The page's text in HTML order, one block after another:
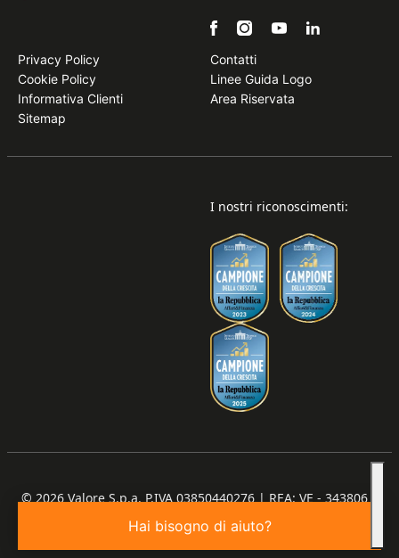
Hai bisogno di aiuto?
Privacy Policy
Cookie Policy
Informativa Clienti
Sitemap
Contatti
Linee Guida Logo
Area Riservata
I nostri riconoscimenti:
© 2026 Valore S.p.a. P.IVA 03850440276 | REA: VE - 343806 |